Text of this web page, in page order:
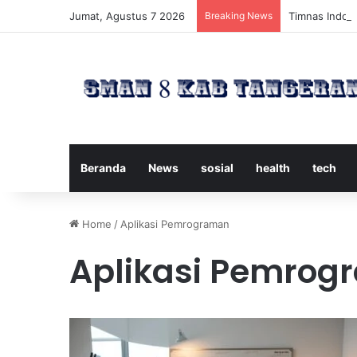
Jumat, Agustus 7 2026 Breaking News Timnas
Beranda News sosial health tech
Home / Aplikasi Pemrograman
Aplikasi